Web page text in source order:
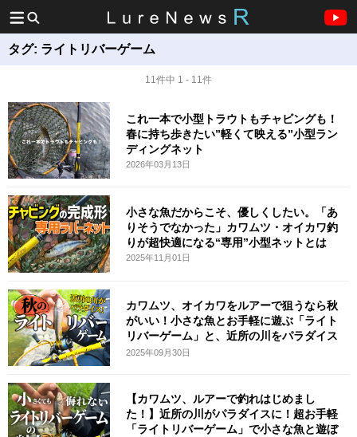
タグ: ライトリバーゲーム
11件中 1 - 11件
これ一本で小型トラウトもチャビングも！
春に持ち歩きたい”軽くて映える”小型ラン
ディングネット
2026年03月13日
小さな魚だからこそ、優しくしたい。「あ
りそうでなかった」カワムツ・オイカワ釣
りが超快適になる“専用”小型ネットとは
2025年11月01日
カワムツ、オイカワをルアーで狙うなら秋
がいい！小さな魚とお手軽に遊ぶ「ライト
リバーゲーム」と、近所の川をパラダイス
に
2025年09月30日
【カワムツ、ルアーで釣れはじめまし
た！】近所の川がパラダイスに！超お手軽
「ライトリバーゲーム」で小さな魚と遊ぼ